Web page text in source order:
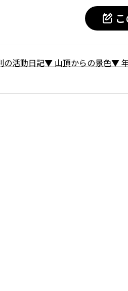
の活動日記▼ 山頂からの景色▼